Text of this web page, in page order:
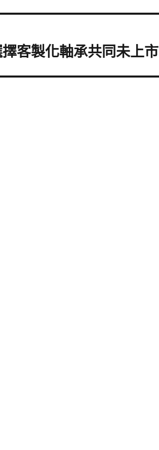
客製化軸承共同未上市